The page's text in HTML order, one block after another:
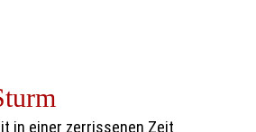
in einer zerrissenen Zeit